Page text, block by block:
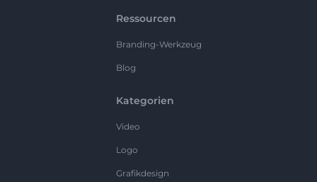
Ressourcen
Branding-Werkzeug
Blog
Kategorien
Video
Logo
Grafikdesign